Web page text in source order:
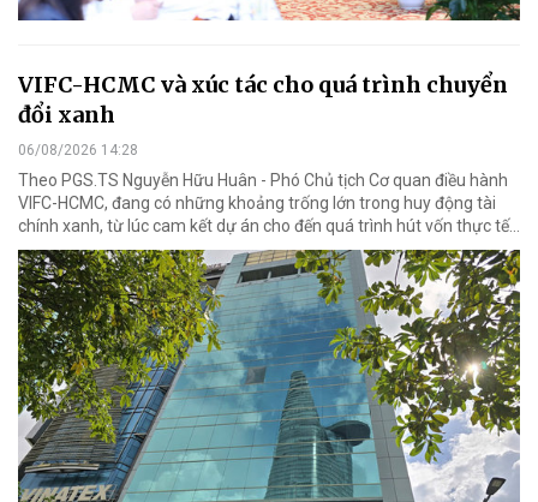
VIFC-HCMC và xúc tác cho quá trình chuyển
đổi xanh
06/08/2026 14:28
Theo PGS.TS Nguyễn Hữu Huân - Phó Chủ tịch Cơ quan điều hành
VIFC-HCMC, đang có những khoảng trống lớn trong huy động tài
chính xanh, từ lúc cam kết dự án cho đến quá trình hút vốn thực tế...